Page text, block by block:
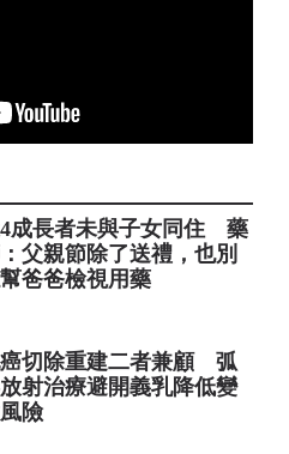
成長者未與子女同住 藥
父親節除了送禮，也別
爸爸檢視用藥
切除重建二者兼顧 弧
射治療避開義乳降低變
險